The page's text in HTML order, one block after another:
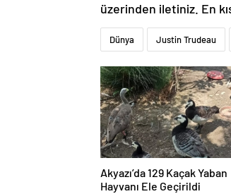
üzerinden iletiniz. En
Dünya Justin Trudeau
Akyazı’da 129 Kaçak Yaban
Hayvanı Ele Geçirildi